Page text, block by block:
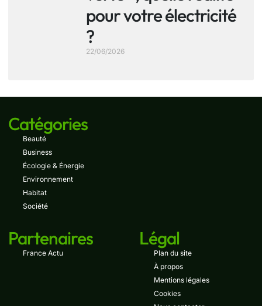
pour votre électricité
?
22/06/2026
Catégories
Beauté
Business
Écologie & Énergie
Environnement
Habitat
Société
Partenaires
France Actu
Légal
Plan du site
À propos
Mentions légales
Cookies